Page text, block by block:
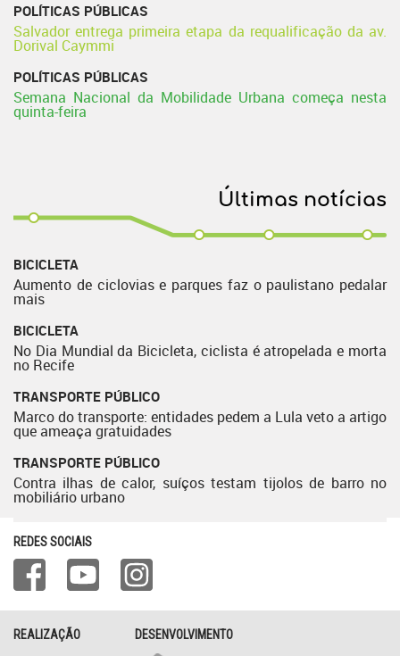
POLÍTICAS PÚBLICAS
Salvador entrega primeira etapa da requalificação da av.
Dorival Caymmi
POLÍTICAS PÚBLICAS
Semana Nacional da Mobilidade Urbana começa nesta
quinta-feira
Últimas notícias
BICICLETA
Aumento de ciclovias e parques faz o paulistano pedalar
mais
BICICLETA
No Dia Mundial da Bicicleta, ciclista é atropelada e morta
no Recife
TRANSPORTE PÚBLICO
Marco do transporte: entidades pedem a Lula veto a artigo
que ameaça gratuidades
TRANSPORTE PÚBLICO
Contra ilhas de calor, suíços testam tijolos de barro no
mobiliário urbano
REDES SOCIAIS
REALIZAÇÃO DESENVOLVIMENTO